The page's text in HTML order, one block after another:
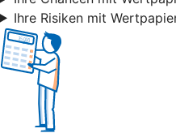
Ihre Risiken mit